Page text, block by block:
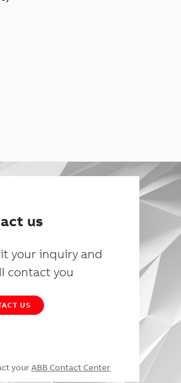
us
your inquiry and
contact you
US
your ABB Contact Center